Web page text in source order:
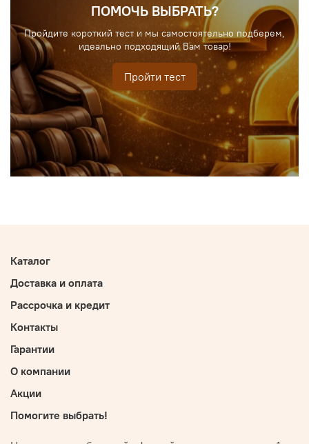
ПОМОЧЬ ВЫБРАТЬ?
Пройдите короткий тест и мы самостоятельно подберем,
идеально подходящий Вам товар!
Пройти тест
Каталог
Доставка и оплата
Рассрочка и кредит
Контакты
Гарантии
О компании
Акции
Помогите выбрать!